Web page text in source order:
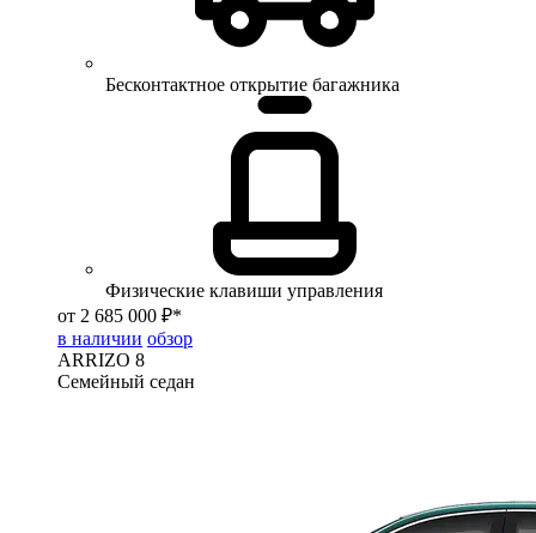
Бесконтактное открытие багажника
Физические клавиши управления
от 2 685 000 ₽*
в наличии обзор
ARRIZO 8
Семейный седан